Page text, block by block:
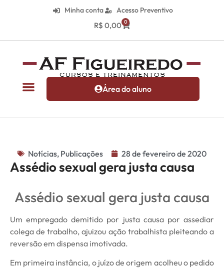
Minha conta Acesso Preventivo
R$ 0,00 0
Área do aluno
Notícias, Publicações 28 de fevereiro de 2020
Assédio sexual gera justa causa
Assédio sexual gera justa causa
Um empregado demitido por justa causa por assediar
colega de trabalho, ajuizou ação trabalhista pleiteando a
reversão em dispensa imotivada.
Em primeira instância, o juízo de origem acolheu o pedido